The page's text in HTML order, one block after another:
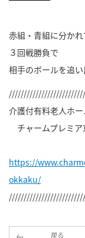
赤組・青組に分かれ
３回戦勝負で
相手のボールを追い
介護付有料老人ホー
チャームプレミア
https://
okkaku/
戻る